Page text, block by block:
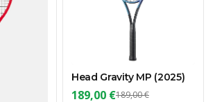
Head Gravity MP (2025)
189,00 €189,00 €